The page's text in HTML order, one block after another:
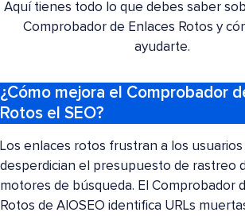
Aquí tienes todo lo que debes saber
Comprobador de Enlaces Rotos y
ayudarte.
¿Cómo mejora el Comprobador
Rotos el SEO?
Los enlaces rotos frustran a los usuarios
desperdician el presupuesto de rastreo
motores de búsqueda. El Comprobador
Rotos de AIOSEO identifica URLs